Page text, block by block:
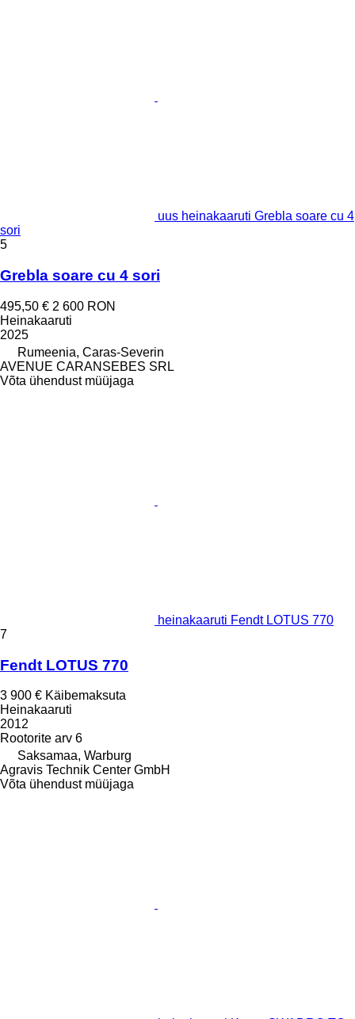
uus heinakaaruti Grebla soare cu 4
sori
5
Grebla soare cu 4 sori
495,50 € 2 600 RON
Heinakaaruti
2025
Rumeenia, Caras-Severin
AVENUE CARANSEBES SRL
Võta ühendust müüjaga
heinakaaruti Fendt LOTUS 770
7
Fendt LOTUS 770
3 900 € Käibemaksuta
Heinakaaruti
2012
Rootorite arv 6
Saksamaa, Warburg
Agravis Technik Center GmbH
Võta ühendust müüjaga